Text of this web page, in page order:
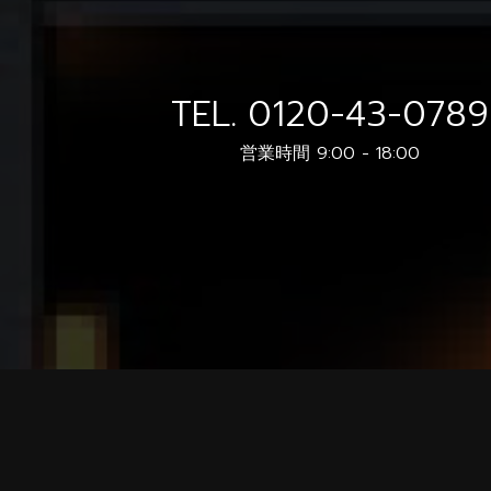
TEL. 0120-43-0789
営業時間 9:00 - 18:00